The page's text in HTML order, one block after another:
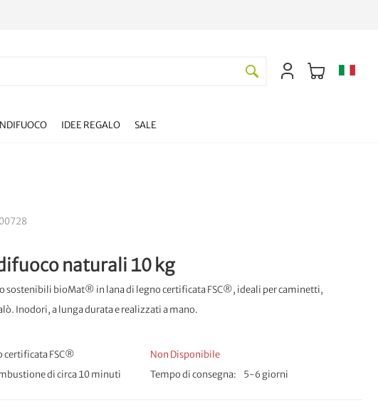
IDEE REGALO SALE
naturali 10 kg
sostenibili bioMat® in lana di legno certificata FSC®, ideali per caminetti,
Inodori, a lunga durata e realizzati a mano.
certificata FSC®
di circa 10 minuti
Non Disponibile
Tempo di consegna
5-6 giorni